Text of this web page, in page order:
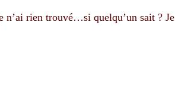
n’ai rien trouvé…si quelqu’un sait ? Je